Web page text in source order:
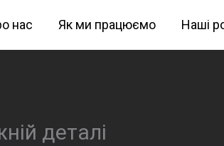
нас Як ми працюємо Наші
деталі